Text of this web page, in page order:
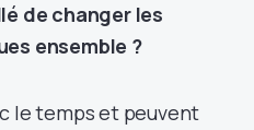
de changer les
ensemble ?
le temps et peuvent